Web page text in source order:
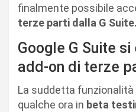
finalmente possibile
terze parti dalla G Suite.
Google G Suite
add-on di terze
La suddetta funzionalità
qualche ora in beta